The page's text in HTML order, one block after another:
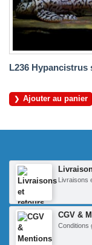
L236 Hypancistrus
Ajouter au panier
Livraisons
CGV &
Conditions